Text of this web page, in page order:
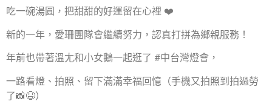
吃一碗湯圓，把甜甜的好運留在心裡 ❤️
新的一年，愛珊團隊會繼續努力，認真打拼為鄉親服務！
年前也帶著溫尢和小女鵝一起逛了 #中台灣燈會，
一路看燈、拍照、留下滿滿幸福回憶（手機又拍照到拍過勞
了📸😆）